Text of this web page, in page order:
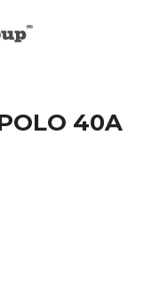
40A